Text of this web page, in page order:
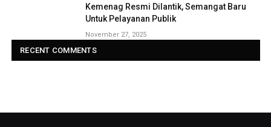
Kemenag Resmi Dilantik, Semangat Baru
Untuk Pelayanan Publik
November 27, 2025
RECENT COMMENTS